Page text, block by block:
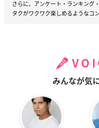
さらに、アンケート・ランキング
タクがワクワク楽しめるようなコ
みんなが気